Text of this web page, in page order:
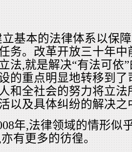
立基本的法律体系以保
务。改革开放三十年
法,就是解决“有法可依
的重点明显地转移到
和全社会的努力将立
以及具体纠纷的解决之
年,法律领域的情形似
有更多的彷徨。